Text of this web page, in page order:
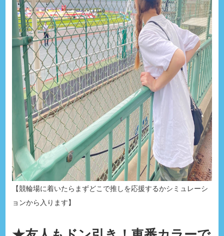
【競輪場に着いたらまずどこで推しを応援するかシミュレーシ
ョンから入ります】